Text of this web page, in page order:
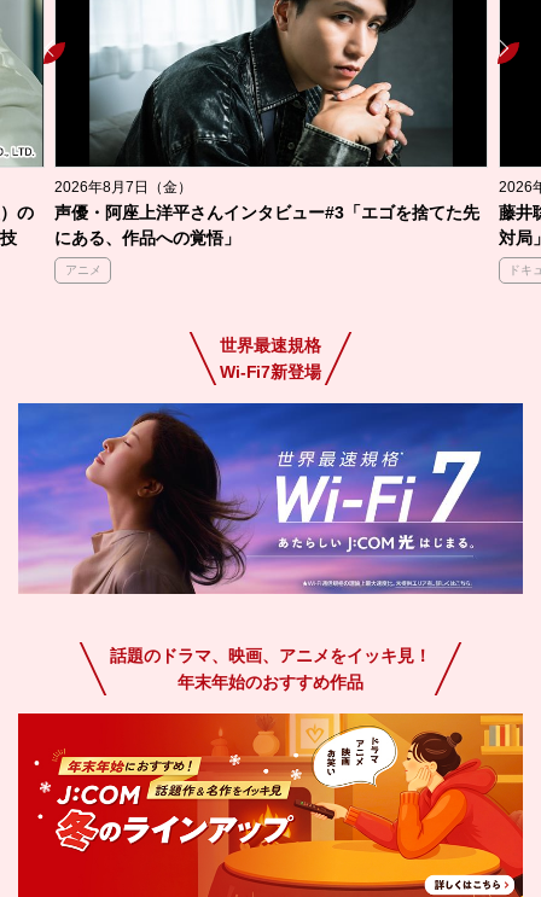
の
2026年8月7日（金）
声優・阿座上洋平さんインタビュー#3「エゴを捨てた先
にある、作品への覚悟」
アニメ
2026
藤井
対局
ドキ
世界最速規格
Wi-Fi7新登場
話題のドラマ、映画、アニメをイッキ見！
年末年始のおすすめ作品